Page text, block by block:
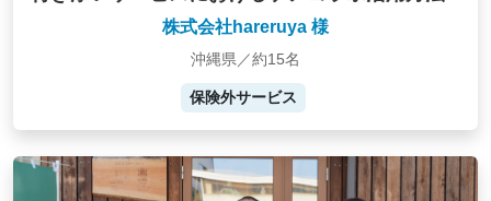
株式会社hareruya 様
沖縄県／約15名
保険外サービス